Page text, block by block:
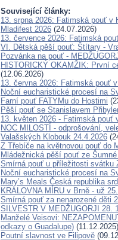
Související články:
13. srpna 2026: Fatimská pouť v
Mladifest 2026 (24.07.2026)
13. července 2026: Fatimská
VI. Dětská pěší pouť: Štítary -
Pozvánka na pouť -
HISTORICKÝ OKAMŽIK: První
(12.06.2026)
13. června 2026: Fatimská pouť
Noční eucharistické procesí na
Farní pouť FATYMu do Hostimi
Pěší pouť se Stanislavem
13. květen 2026 - Fatimská pouť
NOC MILOSTÍ - odprošování,
Valašských Klobouk 24.4.2026
Z Třebíče na květnovou pouť do
Mládežnická pěší pouť ze
Smírná pouť u příležitosti svátku
Noční eucharistické procesí na
Mary’s Meals Česká republika
KRÁLOVNA MÍRU v Brně - už
Smírná pouť za nenarozené děti
SILVESTR V MEDŽUGORJI 28.
Manželé Veisovi:
odkazy o Guadalupe) (11.12.2025)
Poutní slavnost ve Filipově